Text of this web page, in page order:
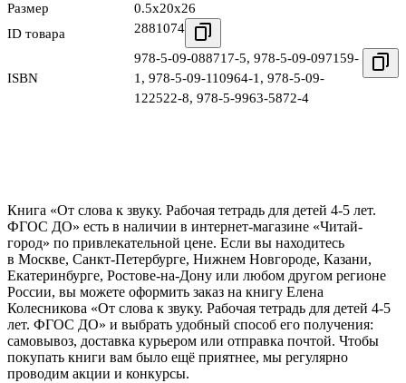
Размер
0.5x20x26
ID товара
2881074
ISBN
978-5-09-088717-5, 978-5-09-097159-
1, 978-5-09-110964-1, 978-5-09-
122522-8, 978-5-9963-5872-4
Книга «От слова к звуку. Рабочая тетрадь для детей 4-5 лет.
ФГОС ДО» есть в наличии в интернет-магазине «Читай-
город» по привлекательной цене. Если вы находитесь
в Москве, Санкт-Петербурге, Нижнем Новгороде, Казани,
Екатеринбурге, Ростове-на-Дону или любом другом регионе
России, вы можете оформить заказ на книгу Елена
Колесникова «От слова к звуку. Рабочая тетрадь для детей 4-5
лет. ФГОС ДО» и выбрать удобный способ его получения:
самовывоз, доставка курьером или отправка почтой. Чтобы
покупать книги вам было ещё приятнее, мы регулярно
проводим акции и конкурсы.